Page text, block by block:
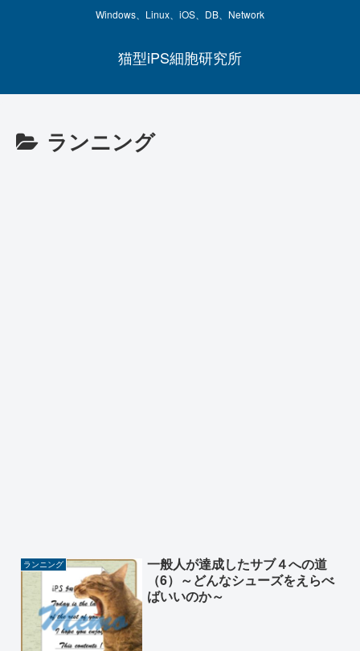
Windows、Linux、iOS、DB、Network
猫型iPS細胞研究所
ランニング
ランニング
一般人が達成したサブ４への道
（6）～どんなシューズをえらべ
ばいいのか～